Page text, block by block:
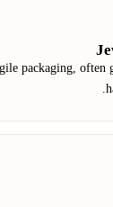
packaging, often